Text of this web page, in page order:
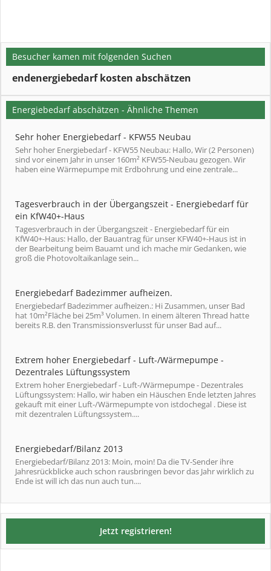
Besucher kamen mit folgenden Suchen
endenergiebedarf kosten abschätzen
Energiebedarf abschätzen - Ähnliche Themen
Sehr hoher Energiebedarf - KFW55 Neubau
Sehr hoher Energiebedarf - KFW55 Neubau: Hallo, Wir (2 Personen)
sind vor einem Jahr in unser 160m² KFW55-Neubau gezogen. Wir
haben eine Wärmepumpe mit Erdbohrung und eine zentrale...
Tagesverbrauch in der Übergangszeit - Energiebedarf für
ein KfW40+-Haus
Tagesverbrauch in der Übergangszeit - Energiebedarf für ein
KfW40+-Haus: Hallo, der Bauantrag für unser KFW40+-Haus ist in
der Bearbeitung beim Bauamt und ich mache mir Gedanken, wie
groß die Photovoltaikanlage sein...
Energiebedarf Badezimmer aufheizen.
Energiebedarf Badezimmer aufheizen.: Hi Zusammen, unser Bad
hat 10m²Fläche bei 25m³ Volumen. In einem älteren Thread hatte
bereits R.B. den Transmissionsverlusst für unser Bad auf...
Extrem hoher Energiebedarf - Luft-/Wärmepumpe -
Dezentrales Lüftungssystem
Extrem hoher Energiebedarf - Luft-/Wärmepumpe - Dezentrales
Lüftungssystem: Hallo, wir haben ein Häuschen Ende letzten Jahres
gekauft mit einer Luft-/Wärmepumpte von istdochegal . Diese ist
mit dezentralen Lüftungssystem....
Energiebedarf/Bilanz 2013
Energiebedarf/Bilanz 2013: Moin, moin! Da die TV-Sender ihre
Jahresrückblicke auch schon rausbringen bevor das Jahr wirklich zu
Ende ist will ich das nun auch tun....
Jetzt registrieren!